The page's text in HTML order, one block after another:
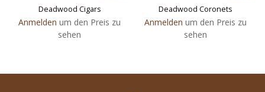
Deadwood Cigars
Anmelden um den Preis zu
sehen
Deadwood Coronets
Anmelden um den Preis zu
sehen